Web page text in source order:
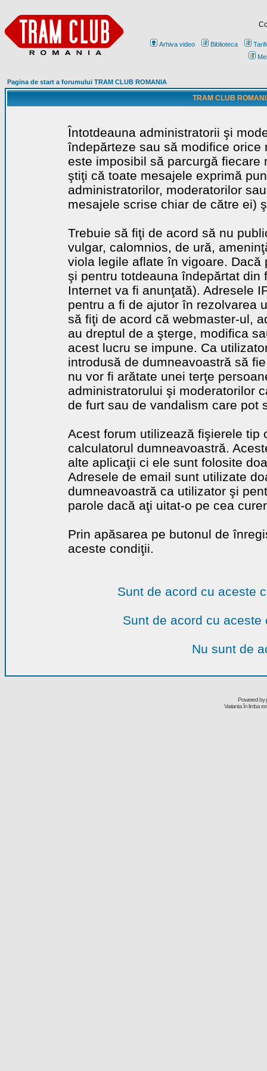
Arhiva video Biblioteca
Pagina de start a forumului TRAM CLUB ROMANIA
TRAM CLUB
Întotdeauna administratorii şi
îndepărteze sau să modifice
este imposibil să parcurgă
ştiţi că toate mesajele exprimă
administratorilor, moderatorilor
mesajele scrise chiar de către ei)
Trebuie să fiţi de acord să nu
vulgar, calomnios, de ură,
viola legile aflate în vigoare.
şi pentru totdeauna îndepărtat
Internet va fi anunţată). Adresele
pentru a fi de ajutor în rezolvarea
să fiţi de acord că webmaster-ul,
au dreptul de a şterge, modifica
acest lucru se impune. Ca
introdusă de dumneavoastră să
nu vor fi arătate unei terţe
administratorului şi moderatorilor
de furt sau de vandalism care pot
Acest forum utilizează fişierele tip
calculatorul dumneavoastră.
alte aplicaţii ci ele sunt folosite
Adresele de email sunt utilizate
dumneavoastră ca utilizator şi
parole dacă aţi uitat-o pe cea
Prin apăsarea pe butonul de
aceste condiţii.
Sunt de acord cu aceste
Sunt de acord cu
Nu sunt de
Powered by
Varianta în limba